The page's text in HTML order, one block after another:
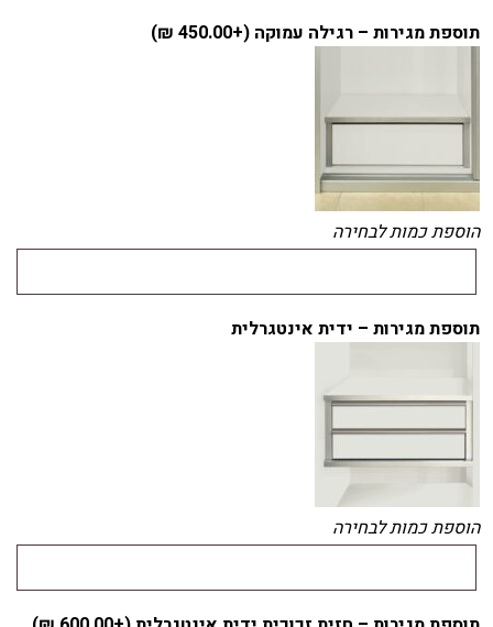
תוספת מגירות – רגילה עמוקה (+450.00
₪
)
הוספת כמות לבחירה
תוספת מגירות – ידית אינטגרלית
הוספת כמות לבחירה